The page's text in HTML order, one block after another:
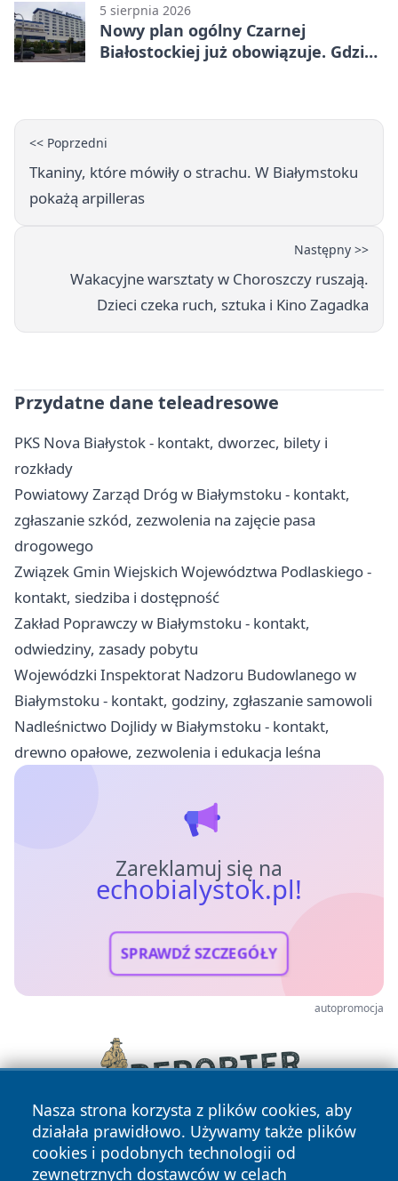
5 sierpnia 2026
Nowy plan ogólny Czarnej
Białostockiej już obowiązuje. Gdzie
<< Poprzedni
Tkaniny, które mówiły o strachu. W Białymstoku
pokażą arpilleras
Następny >>
Wakacyjne warsztaty w Choroszczy ruszają.
Dzieci czeka ruch, sztuka i Kino Zagadka
Przydatne dane teleadresowe
PKS Nova Białystok - kontakt, dworzec, bilety i
rozkłady
Powiatowy Zarząd Dróg w Białymstoku - kontakt,
zgłaszanie szkód, zezwolenia na zajęcie pasa
drogowego
Związek Gmin Wiejskich Województwa Podlaskiego -
kontakt, siedziba i dostępność
Zakład Poprawczy w Białymstoku - kontakt,
odwiedziny, zasady pobytu
Wojewódzki Inspektorat Nadzoru Budowlanego w
Białymstoku - kontakt, godziny, zgłaszanie samowoli
Nadleśnictwo Dojlidy w Białymstoku - kontakt,
drewno opałowe, zezwolenia i edukacja leśna
Zareklamuj się na
echobialystok.pl!
SPRAWDŹ SZCZEGÓŁY
autopromocja
Nasza strona korzysta z plików cookies, aby
działała prawidłowo. Używamy także plików
cookies i podobnych technologii od
zewnętrznych dostawców w celach